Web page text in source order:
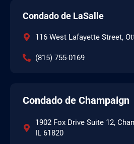
Condado de LaSalle
116 West Lafayette Street,
(815) 755-0169
Condado de Champaign
1902 Fox Drive Suite 12,
IL 61820